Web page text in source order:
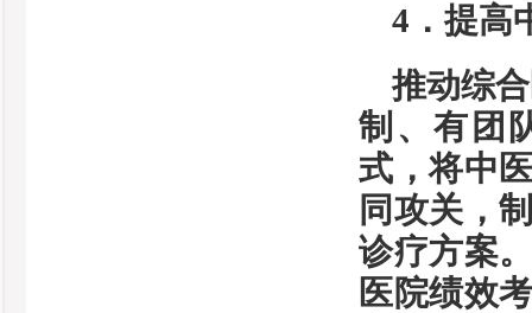
4．提高
推动综
制、有团
式，将中
同攻关，
诊疗方案
医院绩效